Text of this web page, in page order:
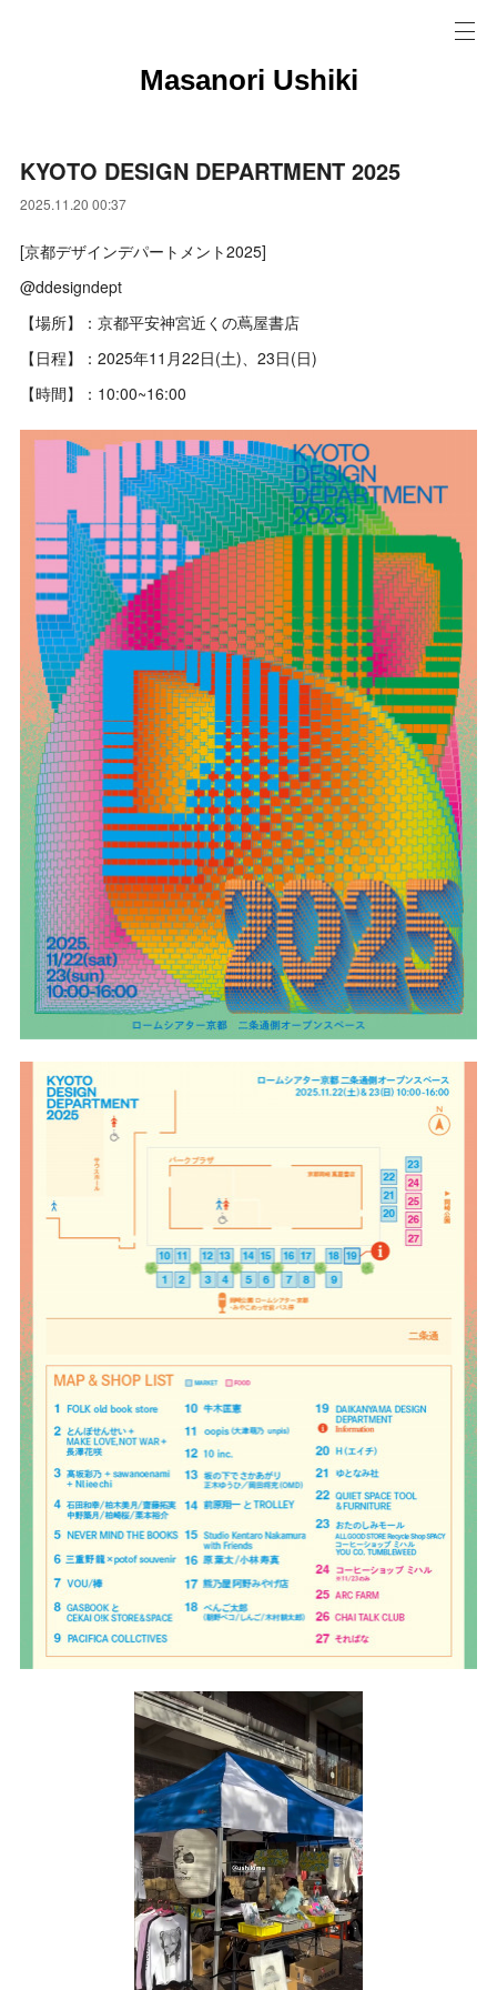
Masanori Ushiki
KYOTO DESIGN DEPARTMENT 2025
2025.11.20 00:37
[京都デザインデパートメント2025]
@ddesigndept
【場所】：京都平安神宮近くの蔦屋書店
【日程】：2025年11月22日(土)、23日(日)
【時間】：10:00~16:00